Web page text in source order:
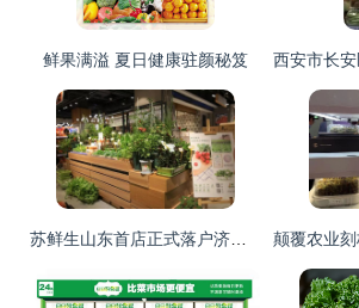
鲜果满溢 夏日健康驻颜秘笈